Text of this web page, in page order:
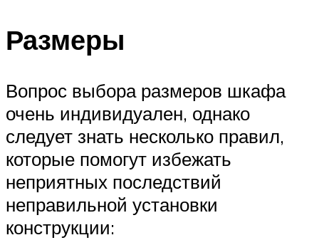
Размеры
Вопрос выбора размеров шкафа
очень индивидуален, однако
следует знать несколько правил,
которые помогут избежать
неприятных последствий
неправильной установки
конструкции: